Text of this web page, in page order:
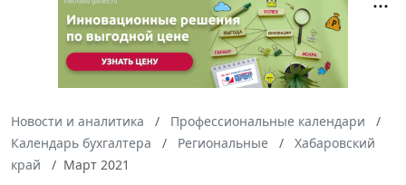
Новости и аналитика
Профессиональные календари
Календарь бухгалтера
Региональные
Хабаровский
край
Март 2021